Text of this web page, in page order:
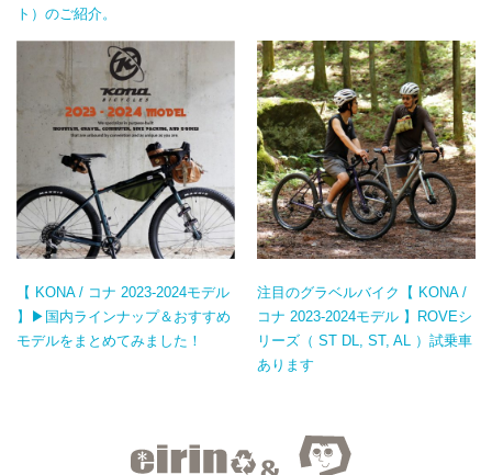
ト）のご紹介。
【 KONA / コナ 2023-2024モデル
】▶国内ラインナップ＆おすすめ
モデルをまとめてみました！
注目のグラベルバイク【 KONA /
コナ 2023-2024モデル 】ROVEシ
リーズ（ ST DL, ST, AL ）試乗車
あります